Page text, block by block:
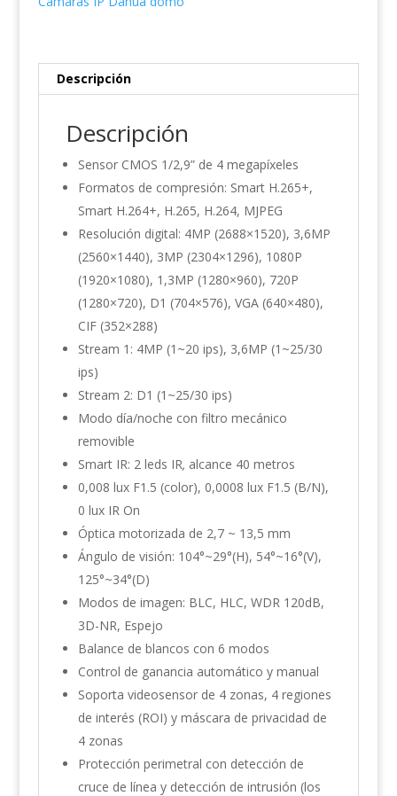
Descripción
Descripción
Sensor CMOS 1/2,9” de 4 megapíxeles
Formatos de compresión: Smart H.265+,
Smart H.264+, H.265, H.264, MJPEG
Resolución digital: 4MP (2688×1520), 3,6MP
(2560×1440), 3MP (2304×1296), 1080P
(1920×1080), 1,3MP (1280×960), 720P
(1280×720), D1 (704×576), VGA (640×480),
CIF (352×288)
Stream 1: 4MP (1~20 ips), 3,6MP (1~25/30
ips)
Stream 2: D1 (1~25/30 ips)
Modo día/noche con filtro mecánico
removible
Smart IR: 2 leds IR, alcance 40 metros
0,008 lux F1.5 (color), 0,0008 lux F1.5 (B/N),
0 lux IR On
Óptica motorizada de 2,7 ~ 13,5 mm
Ángulo de visión: 104°~29°(H), 54°~16°(V),
125°~34°(D)
Modos de imagen: BLC, HLC, WDR 120dB,
3D-NR, Espejo
Balance de blancos con 6 modos
Control de ganancia automático y manual
Soporta videosensor de 4 zonas, 4 regiones
de interés (ROI) y máscara de privacidad de
4 zonas
Protección perimetral con detección de
cruce de línea y detección de intrusión (los